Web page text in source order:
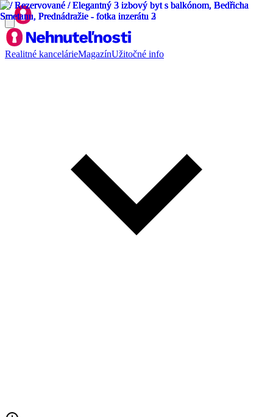
Realitné kancelárieMagazínUžitočné info